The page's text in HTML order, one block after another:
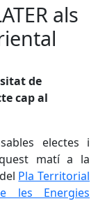
als
de
cap al
electes i
matí a la
Pla Territorial
les Energies